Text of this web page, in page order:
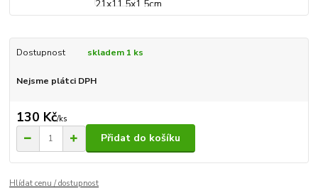
Dostupnost skladem 1 ks
Nejsme plátci DPH
130 Kč/ks
Přidat do košíku
Hlídat cenu / dostupnost